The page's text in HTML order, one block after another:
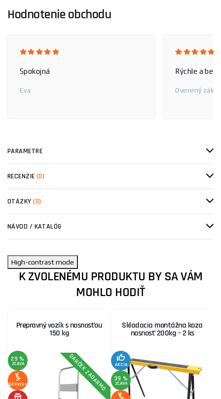
Hodnotenie obchodu
Spokojná
Eva
Rýchle a
Overený
PARAMETRE
RECENZIE (0)
OTÁZKY(0)
NÁVOD / KATALÓG
High-contrast mode
K ZVOLENÉMU PRODUKTU BY SA VÁM
MOHLO HODIŤ
Prepravný vozík s nosnosťou
150 kg
29 %
ZĽAVA
SERVIS+ DARČEK ZADARMO
Skladacia montážna koza
nosnosť 200kg - 2 ks
AKCIA
39 %
ZĽAVA